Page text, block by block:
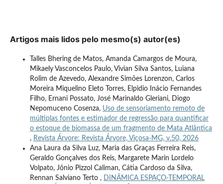
Artigos mais lidos pelo mesmo(s) autor(es)
Talles Bhering de Matos, Amanda Camargos de Moura,
Mikaely Vasconcelos Paulo, Vivian Silva Santos, Luiana
Rolim de Azevedo, Alexandre Simões Lorenzon, Carlos
Moreira Miquelino Eleto Torres, Elpidio Inácio Fernandes
Filho, Ernani Possato, José Marinaldo Gleriani, Diogo
Nepomuceno Cosenza, Uso de sensoriamento remoto de
múltiplas fontes e estimador de regressão para quantificar
o estoque de biomassa de um fragmento de Mata Atlântica
, Revista Árvore: Revista Árvore, Viçosa-MG, v.50, 2026
Ana Laura da Silva Luz, Maria das Graças Ferreira Reis,
Geraldo Gonçalves dos Reis, Margarete Marin Lordelo
Volpato, Jônio Pizzol Caliman, Cátia Cardoso da Silva,
Rennan Salviano Terto , DINÂMICA ESPAÇO-TEMPORAL